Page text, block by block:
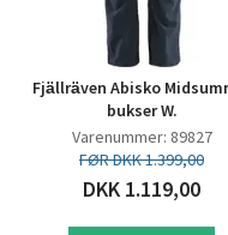
Fjällräven Abisko
bukser W.
Varenummer: 89827
FØR DKK 1.399,00
DKK 1.119,00